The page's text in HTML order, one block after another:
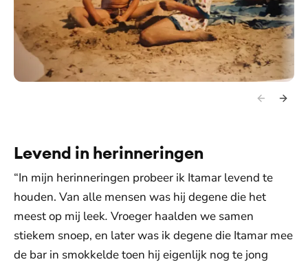
Levend in herinneringen
“In mijn herinneringen probeer ik Itamar levend te
houden. Van alle mensen was hij degene die het
meest op mij leek. Vroeger haalden we samen
stiekem snoep, en later was ik degene die Itamar mee
de bar in smokkelde toen hij eigenlijk nog te jong